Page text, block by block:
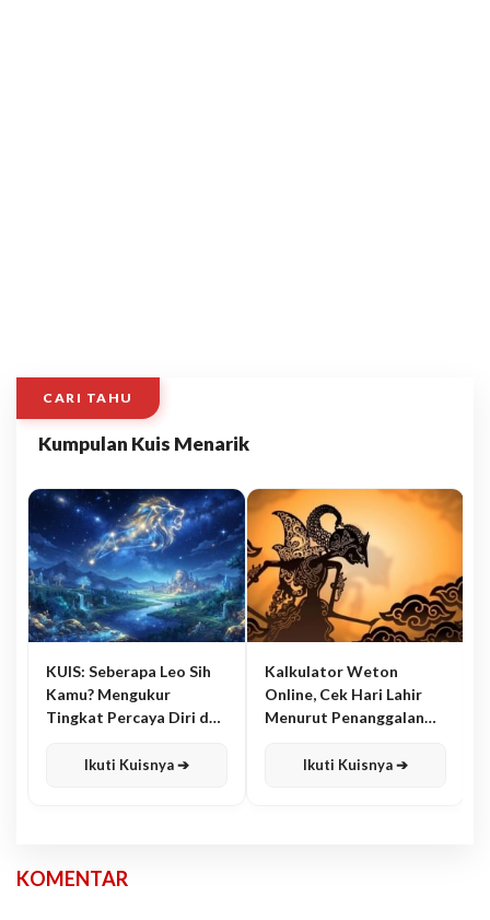
CARI TAHU
Kumpulan Kuis Menarik
KUIS: Seberapa Leo Sih
Kamu? Mengukur
Tingkat Percaya Diri dan
Ikuti Kuisnya ➔
Kalkulator Weton
Online, Cek Hari Lahir
Menurut Penanggalan
Ikuti Kuisnya ➔
KOMENTAR